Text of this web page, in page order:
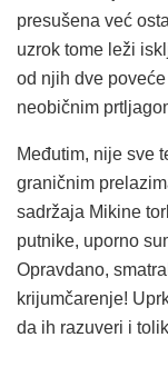
presušena već
uzrok tome leži
od njih dve
neobičnim
Međutim, nije sve
graničnim
sadržaja Mikine
putnike, uporno
Opravdano,
krijumčarenje!
da ih razuveri i